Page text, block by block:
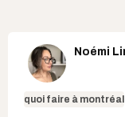
Noémi
quoi faire à montréal